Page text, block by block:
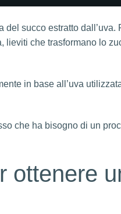
succo estratto dall’uva.
lieviti che trasformano lo
in base all’uva
che ha bisogno di un
ottenere